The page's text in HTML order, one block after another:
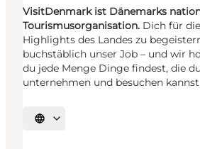
VisitDenmark ist Dänemarks
Tourismusorganisation. Dich für
Highlights des Landes zu
buchstäblich unser Job – und wir
du jede Menge Dinge findest, die du
unternehmen und besuchen
Sprache auswählen